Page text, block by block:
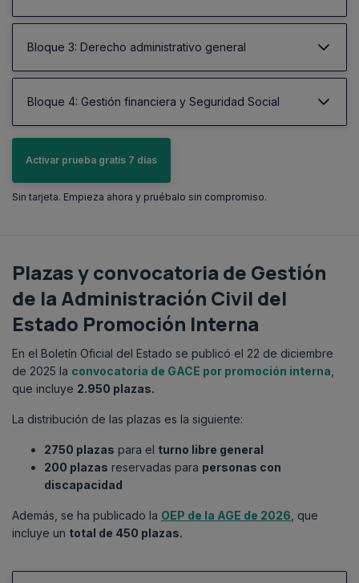
Bloque 3: Derecho administrativo general
Bloque 4: Gestión financiera y Seguridad Social
Activar prueba gratis 7 días
Sin tarjeta. Empieza ahora y pruébalo sin compromiso.
Plazas y convocatoria de Gestión
de la Administración Civil del
Estado Promoción Interna
En el Boletín Oficial del Estado se publicó el 22 de diciembre
de 2025 la convocatoria de GACE por promoción interna
que incluye 2.950 plazas.
La distribución de las plazas es la siguiente:
2750 plazas para el turno libre general
200 plazas reservadas para personas con
discapacidad
Además, se ha publicado la OEP de la AGE de 2026 , que
incluye un total de 450 plazas.